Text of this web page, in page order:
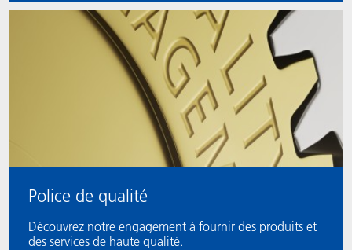
Police de qualité
Découvrez notre engagement à fournir des produits et
des services de haute qualité.